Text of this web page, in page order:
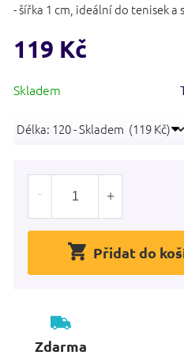
- šířka 1 cm, ideální do tenisek
119 Kč
cena:
Skladem
Přidat do
Zdarma